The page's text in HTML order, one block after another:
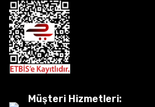
Müşteri Hizmetleri: